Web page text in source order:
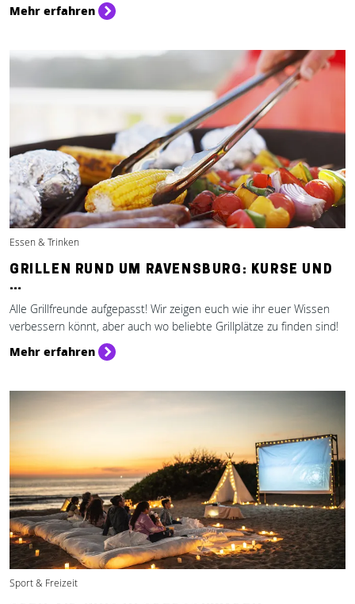
Mehr erfahren
Essen & Trinken
GRILLEN RUND UM RAVENSBURG: KURSE UND
…
Alle Grillfreunde aufgepasst! Wir zeigen euch wie ihr euer Wissen
verbessern könnt, aber auch wo beliebte Grillplätze zu finden sind!
Mehr erfahren
Sport & Freizeit